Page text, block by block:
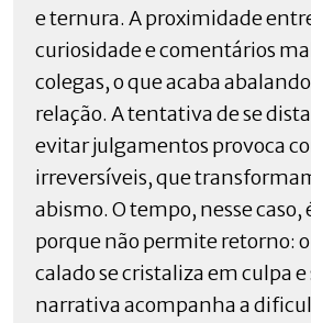
e ternura. A proximidade
curiosidade e comentários
colegas, o que acaba
relação. A tentativa de se
evitar julgamentos provoca
irreversíveis, que
abismo. O tempo, nesse
porque não permite retorno:
calado se cristaliza em culpa e
narrativa acompanha a